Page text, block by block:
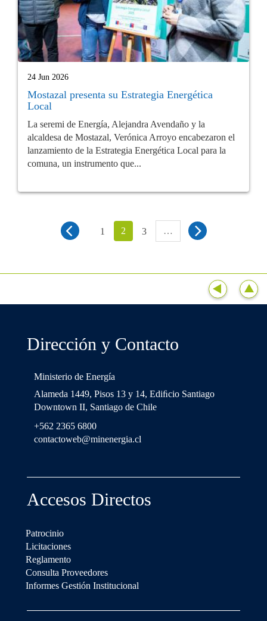
24 Jun 2026
Mostazal presenta su Estrategia Energética
Local
La seremi de Energía, Alejandra Avendaño y la
alcaldesa de Mostazal, Verónica Arroyo encabezaron el
lanzamiento de la Estrategia Energética Local para la
comuna, un instrumento que...
1 2 3 …
Dirección y Contacto
Ministerio de Energía
Alameda 1449, Pisos 13 y 14, Ediﬁcio Santiago
Downtown II, Santiago de Chile
+562 2365 6800
contactoweb@minenergia.cl
Accesos Directos
Patrocinio
Licitaciones
Reglamento
Consulta Proveedores
Informes Gestión Institucional